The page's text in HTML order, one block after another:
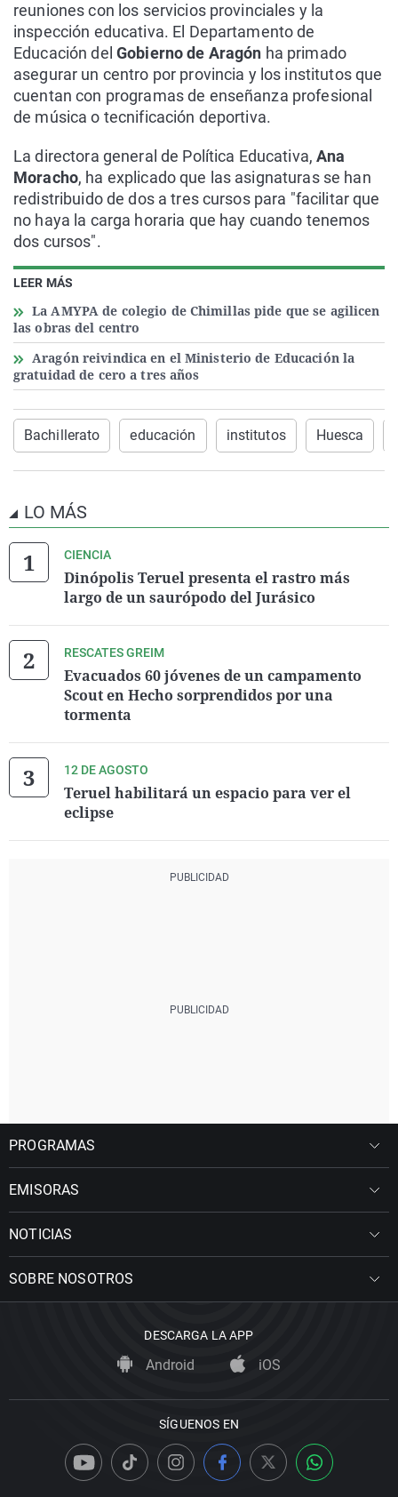
LEER MÁS
La AMYPA de colegio de Chimillas pide que se agilicen
las obras del centro
Aragón reivindica en el Ministerio de Educación la
gratuidad de cero a tres años
reuniones con los servicios provinciales y la
inspección educativa. El Departamento de
Educación del Gobierno de Aragón ha primado
asegurar un centro por provincia y los institutos que
cuentan con programas de enseñanza profesional
de música o tecnificación deportiva.
La directora general de Política Educativa,Ana
Moracho, ha explicado que las asignaturas se han
redistribuido de dos a tres cursos para "facilitar que
no haya la carga horaria que hay cuando tenemos
dos cursos".
Bachillerato educación institutos Huesca
LO MÁS
CIENCIA
Dinópolis Teruel presenta el rastro más
largo de un saurópodo del Jurásico
RESCATES GREIM
Evacuados 60 jóvenes de un campamento
Scout en Hecho sorprendidos por una
tormenta
12 DE AGOSTO
Teruel habilitará un espacio para ver el
eclipse
PROGRAMAS
EMISORAS
NOTICIAS
SOBRE NOSOTROS
DESCARGA LA APP
Android iOS
SÍGUENOS EN